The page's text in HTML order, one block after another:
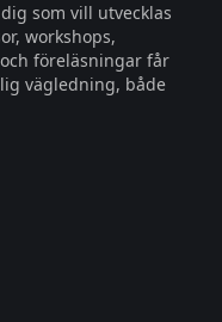
som vill utvecklas
workshops,
föreläsningar får
vägledning, både